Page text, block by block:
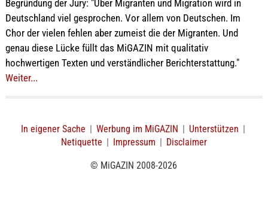
Begründung der Jury: "Über Migranten und Migration wird in
Deutschland viel gesprochen. Vor allem von Deutschen. Im
Chor der vielen fehlen aber zumeist die der Migranten. Und
genau diese Lücke füllt das MiGAZIN mit qualitativ
hochwertigen Texten und verständlicher Berichterstattung."
Weiter...
In eigener Sache Werbung im MiGAZIN Unterstützen
Netiquette
Impressum Disclaimer
© MiGAZIN 2008-2026